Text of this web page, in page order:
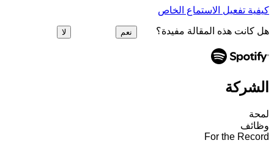
كيفية تفعيل الاستماع الخاص
هل كانت هذه المقالة مفيدة؟ نعم لا
الشركة
لمحة
وظائف
For the Record